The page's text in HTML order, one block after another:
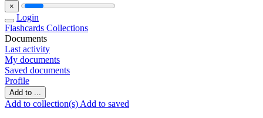
×
Login
Flashcards Collections
Documents
Last activity
My documents
Saved documents
Profile
Add to ...
Add to collection(s) Add to saved